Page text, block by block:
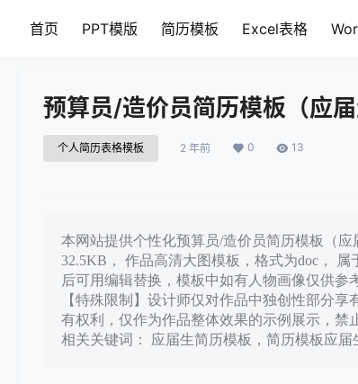
首页 PPT模版 简历模板 Excel表格
预算员/造价员简历模板（应届
个人简历表格模板 2 年前 0 13
本网站提供个性化预算员/造价员简历模板（
32.5KB， 作品高清大图模板，格式为doc，
后可用编辑替换，模板中如有人物画像仅供参
【特殊限制】设计师仅对作品中独创性部分
有权利，仅作为作品整体效果的示例展示，禁
相关关键词： 应届生简历模板，简历模板应届